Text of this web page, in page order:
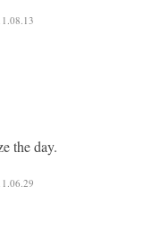
the day.